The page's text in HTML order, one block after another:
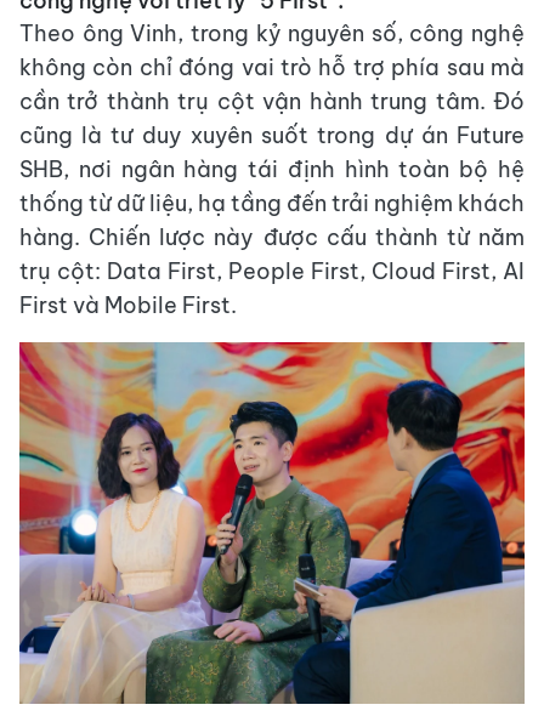
Theo ông Vinh, trong kỷ nguyên số, công nghệ
không còn chỉ đóng vai trò hỗ trợ phía sau mà
cần trở thành trụ cột vận hành trung tâm. Đó
cũng là tư duy xuyên suốt trong dự án Future
SHB, nơi ngân hàng tái định hình toàn bộ hệ
thống từ dữ liệu, hạ tầng đến trải nghiệm khách
hàng. Chiến lược này được cấu thành từ năm
trụ cột: Data First, People First, Cloud First, AI
First và Mobile First.